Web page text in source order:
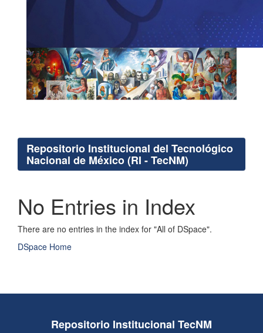
Repositorio Institucional del Tecnológico
Nacional de México (RI - TecNM)
No Entries in Index
There are no entries in the index for "All of DSpace".
DSpace Home
Repositorio Institucional TecNM